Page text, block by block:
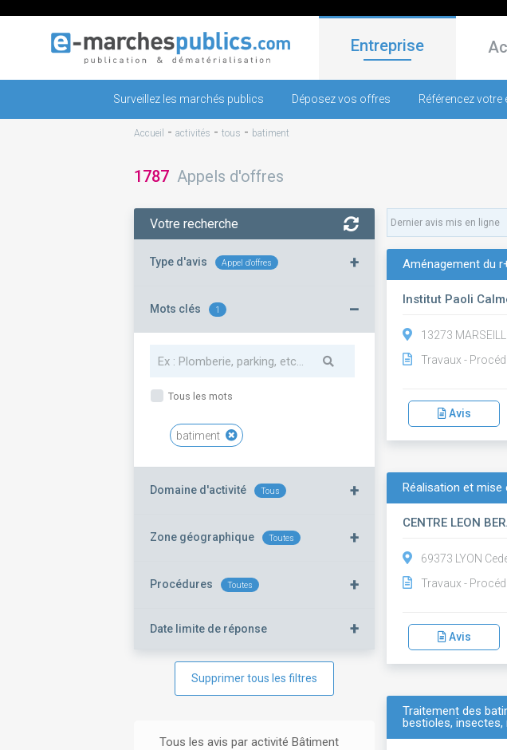
Entreprise
Surveillez les marchés publics Déposez vos offres Référencez votre
Accueil - activités - tous - batiment
1787 Appels d'offres
Votre recherche
Type d'avis Appel d'offres +
Mots clés 1 –
Tous les mots
batiment
Domaine d'activité Tous +
Zone géographique Toutes +
Procédures Toutes +
Date limite de réponse +
Supprimer tous les filtres
Tous les avis par activité Bâtiment
Aménagement du
Institut Paoli
13273
Travaux -
Avis
Réalisation et mise
CENTRE LEON
69373 LYON
Travaux -
Avis
Traitement des
bestioles,